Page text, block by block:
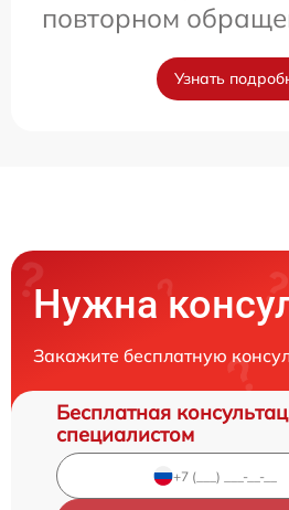
повторном
Узнать
Нужна
Закажите бесплатную
Бесплатная
специалистом